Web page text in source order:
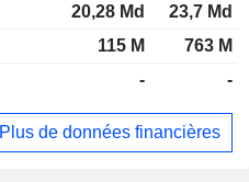
20,28 Md
23,7 Md
115 M
763 M
- -
Plus de données financières